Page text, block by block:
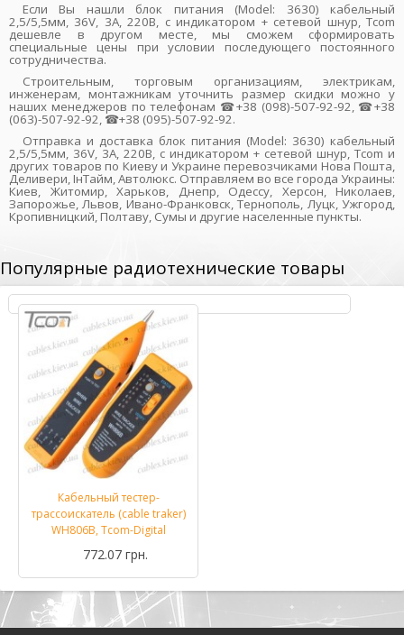
Если Вы нашли блок питания (Model: 3630) кабельный
2,5/5,5мм, 36V, 3A, 220В, с индикатором + сетевой шнур, Tcom
дешевле в другом месте, мы сможем сформировать
специальные цены при условии последующего постоянного
сотрудничества.
Строительным, торговым организациям, электрикам,
инженерам, монтажникам уточнить размер скидки можно у
наших менеджеров по телефонам ☎+38 (098)-507-92-92, ☎+38
(063)-507-92-92, ☎+38 (095)-507-92-92.
Отправка и доставка блок питания (Model: 3630) кабельный
2,5/5,5мм, 36V, 3A, 220В, с индикатором + сетевой шнур, Tcom и
других товаров по Киеву и Украине перевозчиками Нова Пошта,
Деливери, ІнТайм, Автолюкс. Отправляем во все города Украины:
Киев, Житомир, Харьков, Днепр, Одессу, Херсон, Николаев,
Запорожье, Львов, Ивано-Франковск, Тернополь, Луцк, Ужгород,
Кропивницкий, Полтаву, Сумы и другие населенные пункты.
Популярные радиотехнические товары
Кабельный тестер-
трассоискатель (cable traker)
WH806B, Tcom-Digital
772.07 грн.